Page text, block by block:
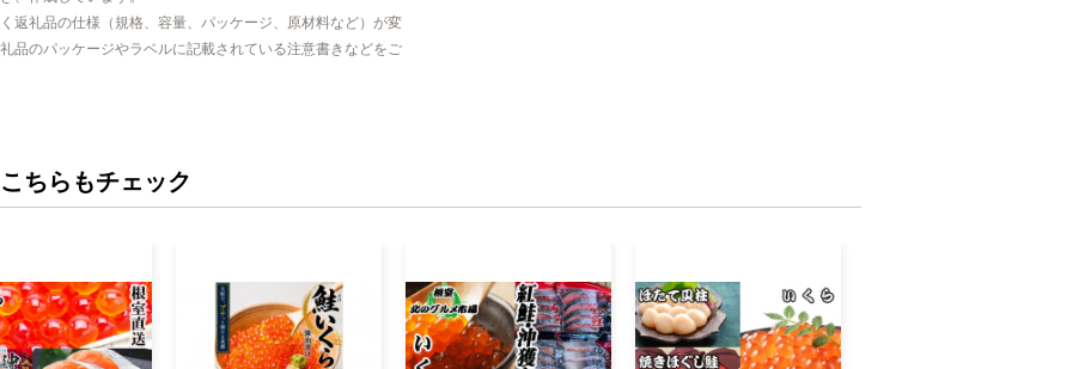
返礼品の仕様（規格、容量、パッケージ、原材料など）が変
品のパッケージやラベルに記載されている注意書きなどをご
ちらもチェック